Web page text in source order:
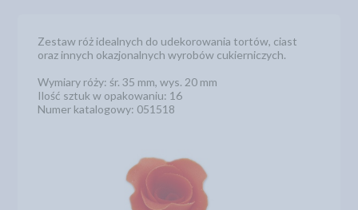
Zestaw róż idealnych do udekorowania tortów, ciast
oraz innych okazjonalnych wyrobów cukierniczych.
Wymiary róży: śr. 35 mm, wys. 20 mm
Ilość sztuk w opakowaniu: 16
Numer katalogowy: 051518